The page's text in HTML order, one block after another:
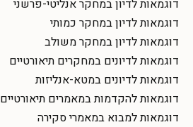
דוגמאות לדיון במחקר אנליטי-פרשני
דוגמאות לדיון במחקר כמותי
דוגמאות לדיון במחקר משולב
דוגמאות לדיונים במחקרים תיאורטיים
דוגמאות לדיונים במטא-אנליזות
דוגמאות להקדמות במאמרים תיאורטיים
דוגמאות למבוא במאמרי סקירה